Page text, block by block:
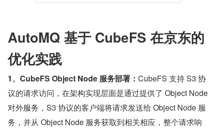
AutoMQ 基于 CubeFS 在京东的
优化实践
1、CubeFS Object Node 服务部署： CubeFS 支持 S3 协
议的请求访问，在架构实现层面是通过提供了 Object Node
对外服务，S3 协议的客户端将请求发送给 Object Node 服
务，并从 Object Node 服务获取到相关相应，整个请求响